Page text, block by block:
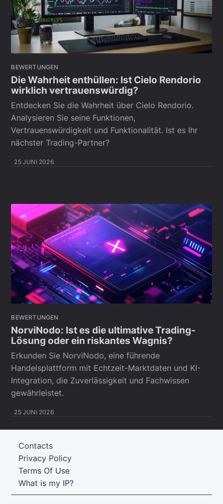
BEWERTUNGEN
Die Wahrheit enthüllen: Ist Cielo Rendorio
wirklich vertrauenswürdig?
Entdecken Sie die Wahrheit über Cielo Rendorio.
Analysieren Sie seine Funktionen,
Vertrauenswürdigkeit und Funktionalität. Ist es Ihr
nächster Trading-Partner?
25 JUNI 2026
BEWERTUNGEN
NorviNodo: Ist es die ultimative Trading-
Lösung oder ein riskantes Wagnis?
Erkunden Sie NorviNodo, eine führende
Handelsplattform mit Echtzeit-Marktdaten und KI-
Integration, die Zuverlässigkeit und Fachwissen
gewährleistet.
25 JUNI 2026
What is my IP?
Terms Of Use
Privacy Policy
Contacts